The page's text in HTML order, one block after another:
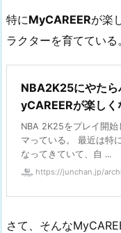
特にMyCAREERが楽
ラクターを育てている。
NBA2K25にやた
yCAREERが楽しく
NBA 2K25をプレイ開
マっている。 最近は特
なってきていて、自 ...
https://junchan.jp/
さて、そんな